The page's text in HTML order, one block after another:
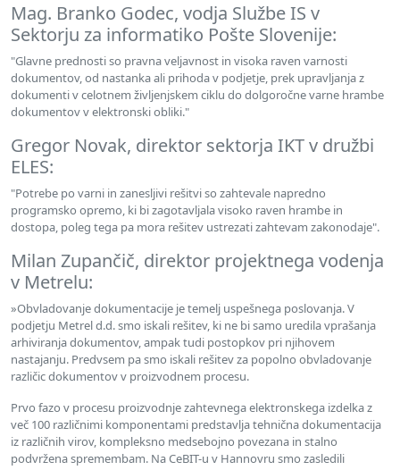
Mag. Branko Godec, vodja Službe IS v
Sektorju za informatiko Pošte Slovenije:
"Glavne prednosti so pravna veljavnost in visoka raven varnosti
dokumentov, od nastanka ali prihoda v podjetje, prek upravljanja z
dokumenti v celotnem življenjskem ciklu do dolgoročne varne hrambe
dokumentov v elektronski obliki."
Gregor Novak, direktor sektorja IKT v družbi
ELES:
"Potrebe po varni in zanesljivi rešitvi so zahtevale napredno
programsko opremo, ki bi zagotavljala visoko raven hrambe in
dostopa, poleg tega pa mora rešitev ustrezati zahtevam zakonodaje".
Milan Zupančič, direktor projektnega vodenja
v Metrelu:
»Obvladovanje dokumentacije je temelj uspešnega poslovanja. V
podjetju Metrel d.d. smo iskali rešitev, ki ne bi samo uredila vprašanja
arhiviranja dokumentov, ampak tudi postopkov pri njihovem
nastajanju. Predvsem pa smo iskali rešitev za popolno obvladovanje
različic dokumentov v proizvodnem procesu.
Prvo fazo v procesu proizvodnje zahtevnega elektronskega izdelka z
več 100 različnimi komponentami predstavlja tehnična dokumentacija
iz različnih virov, kompleksno medsebojno povezana in stalno
podvržena spremembam. Na CeBIT-u v Hannovru smo zasledili